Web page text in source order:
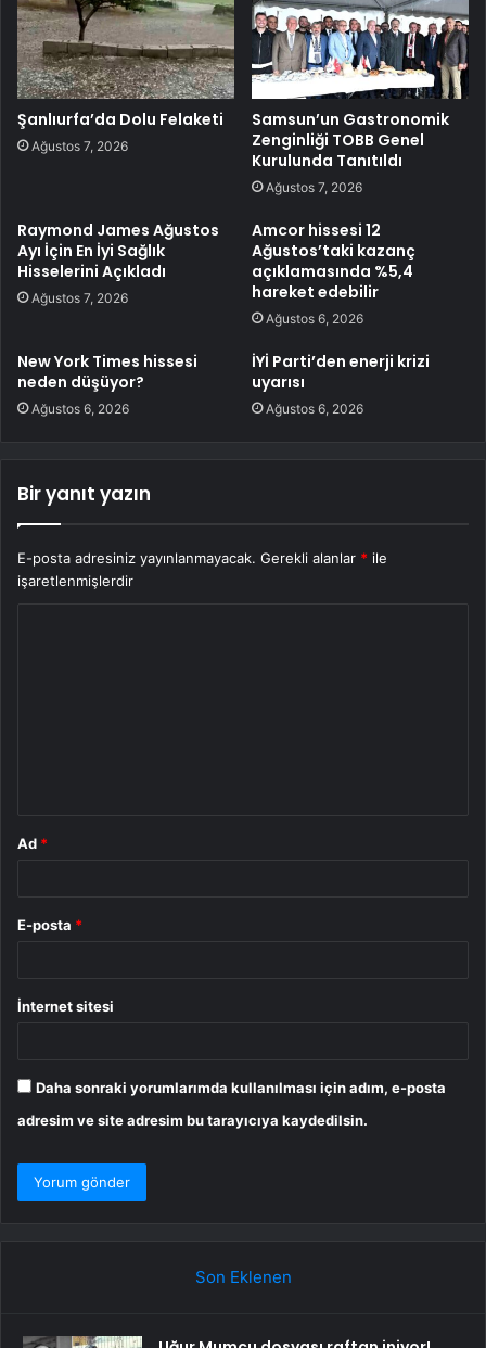
Şanlıurfa’da Dolu Felaketi
Ağustos 7, 2026
Samsun’un Gastronomik
Zenginliği TOBB Genel
Kurulunda Tanıtıldı
Ağustos 7, 2026
Raymond James Ağustos
Ayı İçin En İyi Sağlık
Hisselerini Açıkladı
Ağustos 7, 2026
Amcor hissesi 12
Ağustos’taki kazanç
açıklamasında %5,4
hareket edebilir
Ağustos 6, 2026
New York Times hissesi
neden düşüyor?
Ağustos 6, 2026
İYİ Parti’den enerji krizi
uyarısı
Ağustos 6, 2026
Bir yanıt yazın
E-posta adresiniz yayınlanmayacak. Gerekli alanlar * ile
işaretlenmişlerdir
Ad *
E-posta *
İnternet sitesi
Daha sonraki yorumlarımda kullanılması için adım, e-posta
adresim ve site adresim bu tarayıcıya kaydedilsin.
Son Eklenen